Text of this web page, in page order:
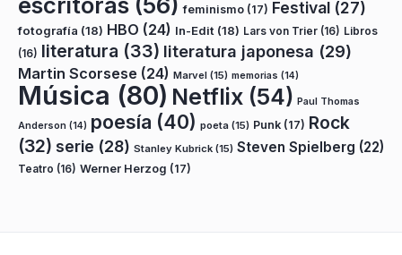
feminismo (17) Festival (27)
fotografía (18) HBO (24) In-Edit (18) Lars von Trier (16) Libros
(16) literatura (33) literatura japonesa (29)
Martin Scorsese (24) Marvel (15) memorias (14)
Música (80) Netflix (54) Paul Thomas
Anderson (14) poesía (40) poeta (15) Punk (17) Rock
(32) serie (28) Stanley Kubrick (15) Steven Spielberg (22)
Teatro (16) Werner Herzog (17)